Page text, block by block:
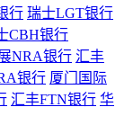
行 瑞士LGT银行
CBH银行
NRA银行 汇丰
银行 厦门国际
汇丰FTN银行 华